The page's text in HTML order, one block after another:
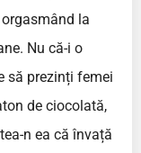
la
Nu că-i o
să prezinți femei
de ciocolată,
n ea că învață